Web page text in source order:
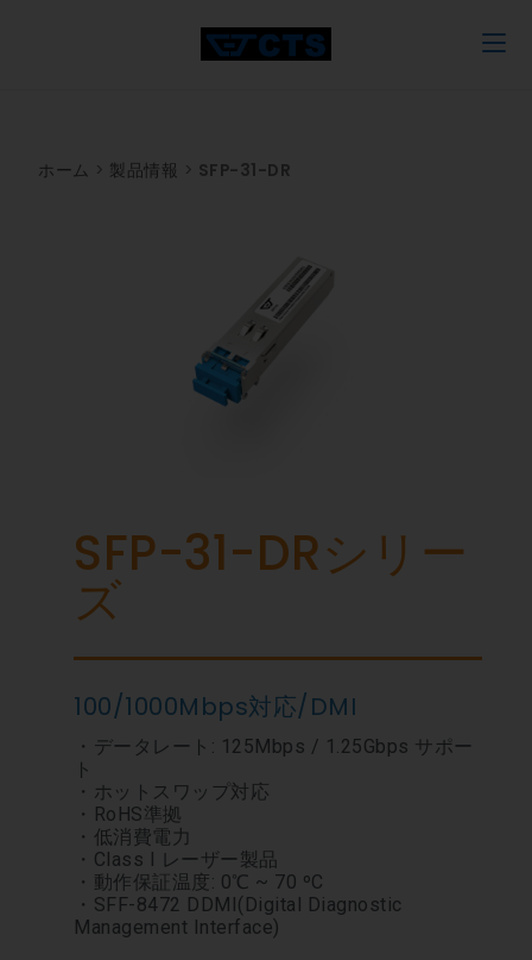
ホーム > 製品情報 > SFP-31-DR
SFP-31-DRシリー
ズ
100/1000Mbps対応/DMI
・データレート: 125Mbps / 1.25Gbps サポー
ト
・ホットスワップ対応
・RoHS準拠
・低消費電力
・Class I レーザー製品
・動作保証温度: 0℃ ~ 70 ºC
・SFF-8472 DDMI(Digital Diagnostic
Management Interface)